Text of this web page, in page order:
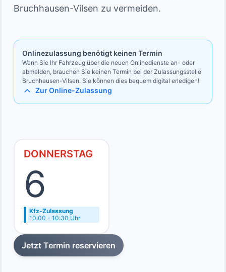
Vollmacht
Ausweise des Vollmachtgebers und des
Bruchhausen-Vilsen zu vermeiden.
Onlinezulassung benötigt keinen Termin
Wenn Sie Ihr Fahrzeug über die neuen Onlinedienste an- oder
abmelden, brauchen Sie keinen Termin bei der Zulassungsstelle
Bruchhausen-Vilsen. Sie können dies bequem digital erledigen!
Zur Online-Zulassung
DONNERSTAG
6
Kfz-Zulassung
10:00 - 10:30 Uhr
Jetzt Termin reservieren